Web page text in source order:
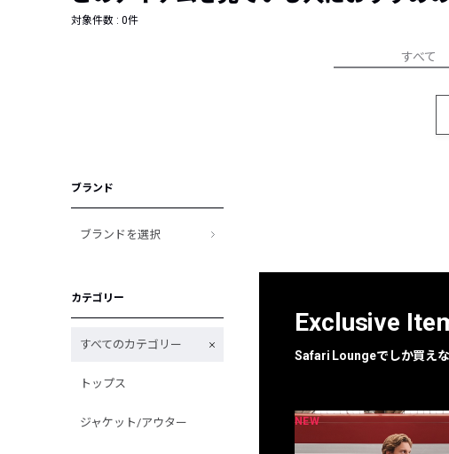
編集部のおすすめアイテム
対象件数 : 0件
すべて
ブランド
ブランドを選択
カテゴリー
すべてのカテゴリー
トップス
ジャケット/アウター
Exclusive
Safari Loungeでしか買え
NEW